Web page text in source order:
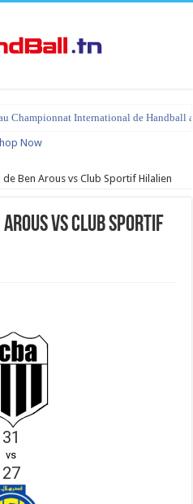
Championnat International de Handball
Ben Arous vs Club Sportif Hilalien
Arous vs Club Sportif
31
vs
27